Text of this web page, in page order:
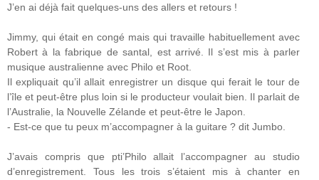
J’en ai déjà fait quelques-uns des allers et retours !
Jimmy, qui était en congé mais qui travaille habituellement avec
Robert à la fabrique de santal, est arrivé. Il s’est mis à parler
musique australienne avec Philo et Root.
Il expliquait qu’il allait enregistrer un disque qui ferait le tour de
l’île et peut-être plus loin si le producteur voulait bien. Il parlait de
l’Australie, la Nouvelle Zélande et peut-être le Japon.
- Est-ce que tu peux m’accompagner à la guitare ? dit Jumbo.
J’avais compris que pti’Philo allait l’accompagner au studio
d’enregistrement. Tous les trois s’étaient mis à chanter en